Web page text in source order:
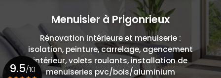
Menuisier à Prigonrieux
Rénovation intérieure et menuiserie :
isolation, peinture, carrelage, agencement
intérieur, volets roulants, installation de
menuiseries pvc/bois/aluminium
9.5/10